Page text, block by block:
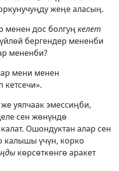
жеңе аласың.
менен дос болгуң келет
бергендер мененби
мененби?
мени менен
уялчаак эмессиңби,
сен жөнүндө
Ошондуктан алар сен
үчүн, корко
көрсөткөнгө аракет